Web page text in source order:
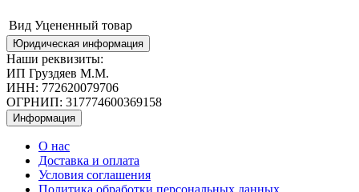
Вид Уцененный товар
Юридическая информация
Наши реквизиты:
ИП Груздяев М.М.
ИНН: 772620079706
ОГРНИП: 317774600369158
Информация
О нас
Доставка и оплата
Условия соглашения
Политика обработки персональных данных